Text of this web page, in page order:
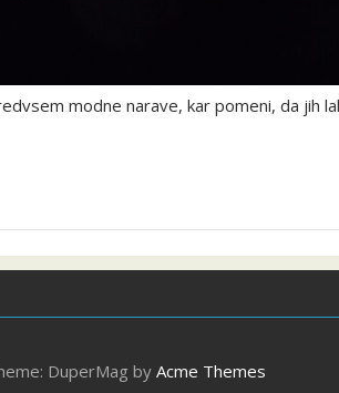
modne narave, kar pomeni, da jih
DuperMag by Acme Themes